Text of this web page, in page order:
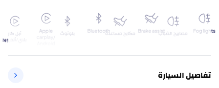
تفاصيل السيارة